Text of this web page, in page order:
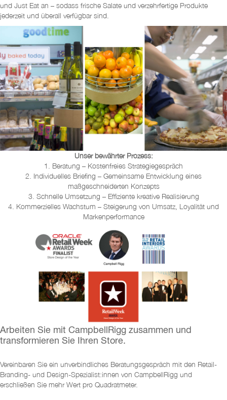
und Just Eat an – sodass frische Salate und verzehrfertige Produkte
jederzeit und überall verfügbar sind.
Unser bewährter Prozess:
1. Beratung – Kostenfreies Strategiegespräch
2. Individuelles Briefing – Gemeinsame Entwicklung eines
maßgeschneiderten Konzepts
3. Schnelle Umsetzung – Effiziente kreative Realisierung
4. Kommerzielles Wachstum – Steigerung von Umsatz, Loyalität und
Markenperformance
Arbeiten Sie mit CampbellRigg zusammen und
transformieren Sie Ihren Store.
Vereinbaren Sie ein unverbindliches Beratungsgespräch mit den Retail-
Branding- und Design-Spezialist:innen von CampbellRigg und
erschließen Sie mehr Wert pro Quadratmeter.